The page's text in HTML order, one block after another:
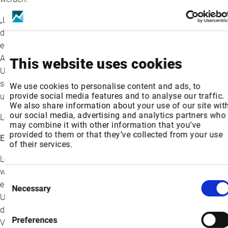
This website uses cookies
We use cookies to personalise content and ads, to
provide social media features and to analyse our traffic.
We also share information about your use of our site
our social media, advertising and analytics partners who
may combine it with other information that you’ve
provided to them or that they’ve collected from your use
of their services.
Selection
Necessary
Preferences
„Lenovo TruScale bietet uns die Skalierbarkeit und Flexibilität,
die wir brauchen, um unseren Bestand an technischen Geräten
effizient zu verwalten und unsere Ziele zur Senkung des CO₂-
Ausstoßes zu erreichen“, so Ian Dunn, Provost der Coventry
University Group. „Die Lösung entlastet unsere internen Teams,
sodass wir uns voll und ganz darauf konzentrieren können,
unseren Studenten ein herausragendes Erlebnis zu bieten.“
Lesen Sie den kompletten Bericht | Fallstudie
Ein intelligenterer Weg zu einer nachhaltigen IT
Lenovo TruScale DaaS for Sustainability schafft in fünf
wichtigen Phasen des Gerätelebenszyklus einen
ergebnisorientierten Mehrwert: Beraten, Implementieren,
Unterstützen, Verwalten und Ausmustern und Erneuern. Durch
diesen strukturierten Ansatz wird sichergestellt, dass IT-
Verantwortliche an jedem Berührungspunkt sowohl die